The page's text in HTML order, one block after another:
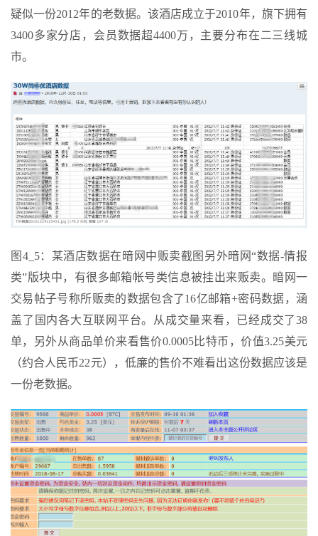
疑似一份2012年的老数据。该酒店成立于2010年，旗下拥有
3400多家分店，会员数据超4400万，主要分布在二三线城
市。
图4_5：某酒店数据在暗网中贩卖截图另外暗网“数据-情报
类”版块中，有很多邮箱帐号类信息被挂出来贩卖。暗网一
交易帖子号称所贩卖的数据包含了16亿邮箱+密码数据，涵
盖了国内各大互联网平台。从成交量来看，已经成交了38
单，另外从商品单价来看售价0.0005比特币，价值3.25美元
（约合人民币22元），低廉的售价不难看出这份数据应该是
一份老数据。